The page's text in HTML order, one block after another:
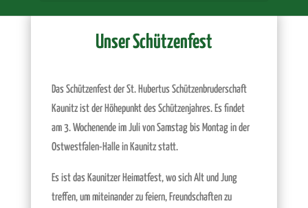
Unser Schützenfest
Das Schützenfest der St. Hubertus Schützenbruderschaft
Kaunitz ist der Höhepunkt des Schützenjahres. Es findet
am 3. Wochenende im Juli von Samstag bis Montag in der
Ostwestfalen-Halle in Kaunitz statt.
Es ist das Kaunitzer Heimatfest, wo sich Alt und Jung
treffen, um miteinander zu feiern, Freundschaften zu